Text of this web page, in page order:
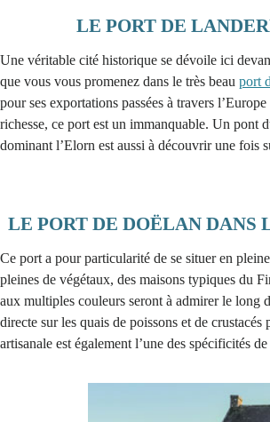
LE PORT DE
Une véritable cité historique se dévoile ici
que vous vous promenez dans le très beau port
pour ses exportations passées à travers
richesse, ce port est un immanquable. Un pont
dominant l’Elorn est aussi à découvrir une fois
LE PORT DE DOËLAN DANS
Ce port a pour particularité de se situer en
pleines de végétaux, des maisons typiques du
aux multiples couleurs seront à admirer le long
directe sur les quais de poissons et de crustacés
artisanale est également l’une des spécificités de